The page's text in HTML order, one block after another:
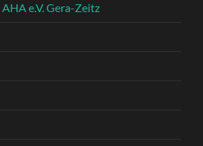
e.V. Gera-Zeitz